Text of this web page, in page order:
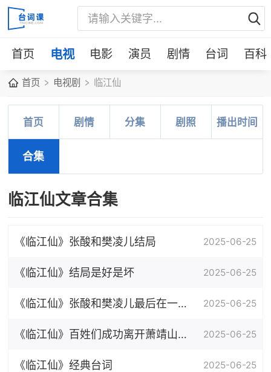
首页 电视 电影 演员 剧情 台词 百科
首页 电视剧 临江仙
首页 剧情 分集 剧照 播出时间
合集
临江仙文章合集
《临江仙》张酸和樊凌儿结局 2025-06-25
《临江仙》结局是好是坏 2025-06-25
《临江仙》张酸和樊凌儿最后在一起
了吗
2025-06-25
《临江仙》百姓们成功离开萧靖山制
造的幻境了吗
2025-06-25
《临江仙》经典台词 2025-06-25